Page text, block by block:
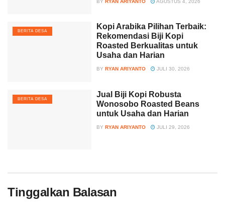
BY RYAN ARIYANTO AGUSTUS 4, 2026
BERITA DESA
Kopi Arabika Pilihan Terbaik:
Rekomendasi Biji Kopi
Roasted Berkualitas untuk
Usaha dan Harian
BY RYAN ARIYANTO JULI 30, 2026
BERITA DESA
Jual Biji Kopi Robusta
Wonosobo Roasted Beans
untuk Usaha dan Harian
BY RYAN ARIYANTO JULI 29, 2026
Tinggalkan Balasan